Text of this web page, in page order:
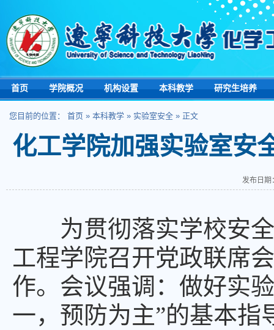
首页 学院概况 机构设置 本科教学 研究生培养
您目前的位置： 首页 » 本科教学 » 实验室安全 » 正文
化工学院加强实验室安
发布日期
为贯彻落实学校安
工程学院召开党政联席
作。会议强调：做好实
一，预防为主”的基本指